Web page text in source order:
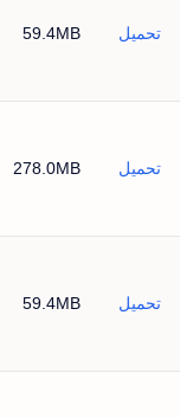
تحميل 59.4MB
تحميل 278.0MB
تحميل 59.4MB